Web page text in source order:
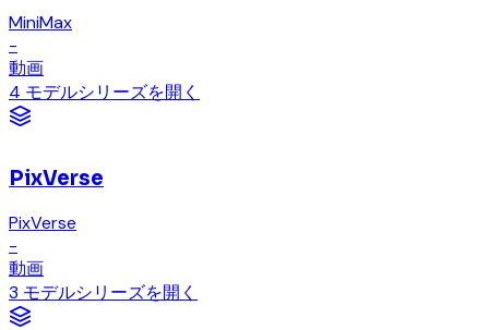
MiniMax
-
動画
4 モデルシリーズを開く
PixVerse
PixVerse
-
動画
3 モデルシリーズを開く